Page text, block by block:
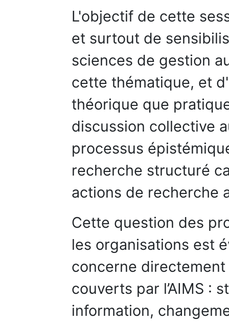
L'objectif de cette
et surtout de
sciences de gestion
cette thématique, et
théorique que
discussion collective
processus
recherche structuré
actions de recherche
Cette question des
les organisations est
concerne directement
couverts par l’AIMS :
information,